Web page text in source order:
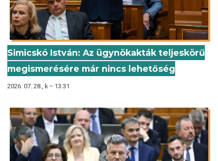
Simicskó István: Az ügynökakták teljeskörű
megismerésére már nincs lehetőség
2026. 07. 28., k – 13:31